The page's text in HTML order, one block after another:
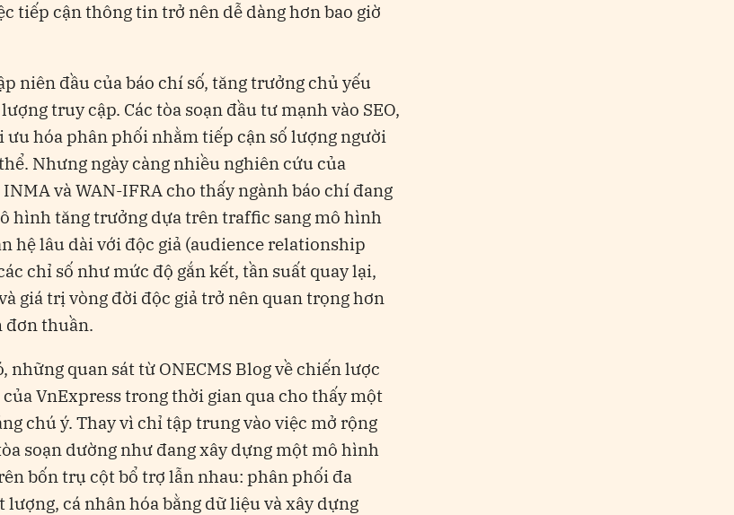
tiếp cận thông tin trở nên dễ dàng hơn bao giờ
niên đầu của báo chí số, tăng trưởng chủ yếu
truy cập. Các tòa soạn đầu tư mạnh vào SEO,
ưu hóa phân phối nhằm tiếp cận số lượng người
Nhưng ngày càng nhiều nghiên cứu của
và WAN-IFRA cho thấy ngành báo chí đang
hình tăng trưởng dựa trên traffic sang mô hình
hệ lâu dài với độc giả (audience relationship
chỉ số như mức độ gắn kết, tần suất quay lại,
giá trị vòng đời độc giả trở nên quan trọng hơn
đơn thuần.
những quan sát từ ONECMS Blog về chiến lược
VnExpress trong thời gian qua cho thấy một
chú ý. Thay vì chỉ tập trung vào việc mở rộng
soạn dường như đang xây dựng một mô hình
bốn trụ cột bổ trợ lẫn nhau: phân phối đa
lượng, cá nhân hóa bằng dữ liệu và xây dựng